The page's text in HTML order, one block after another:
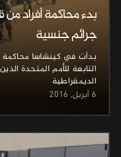
بدء محاكمة أفراد من
جرائم جنسية
بدأت في كينشاسا محاكمة
التابعة للأمم المتحدة
الديمقراطية
6 أبريل, 2016